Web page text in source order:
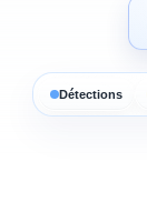
Détections